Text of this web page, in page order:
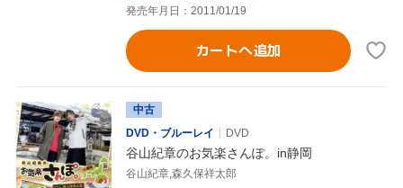
発売年月日：2011/01/19
カートへ追加
中古
DVD・ブルーレイ
DVD
谷山紀章のお気楽さんぽ。in静岡
谷山紀章,森久保祥太郎